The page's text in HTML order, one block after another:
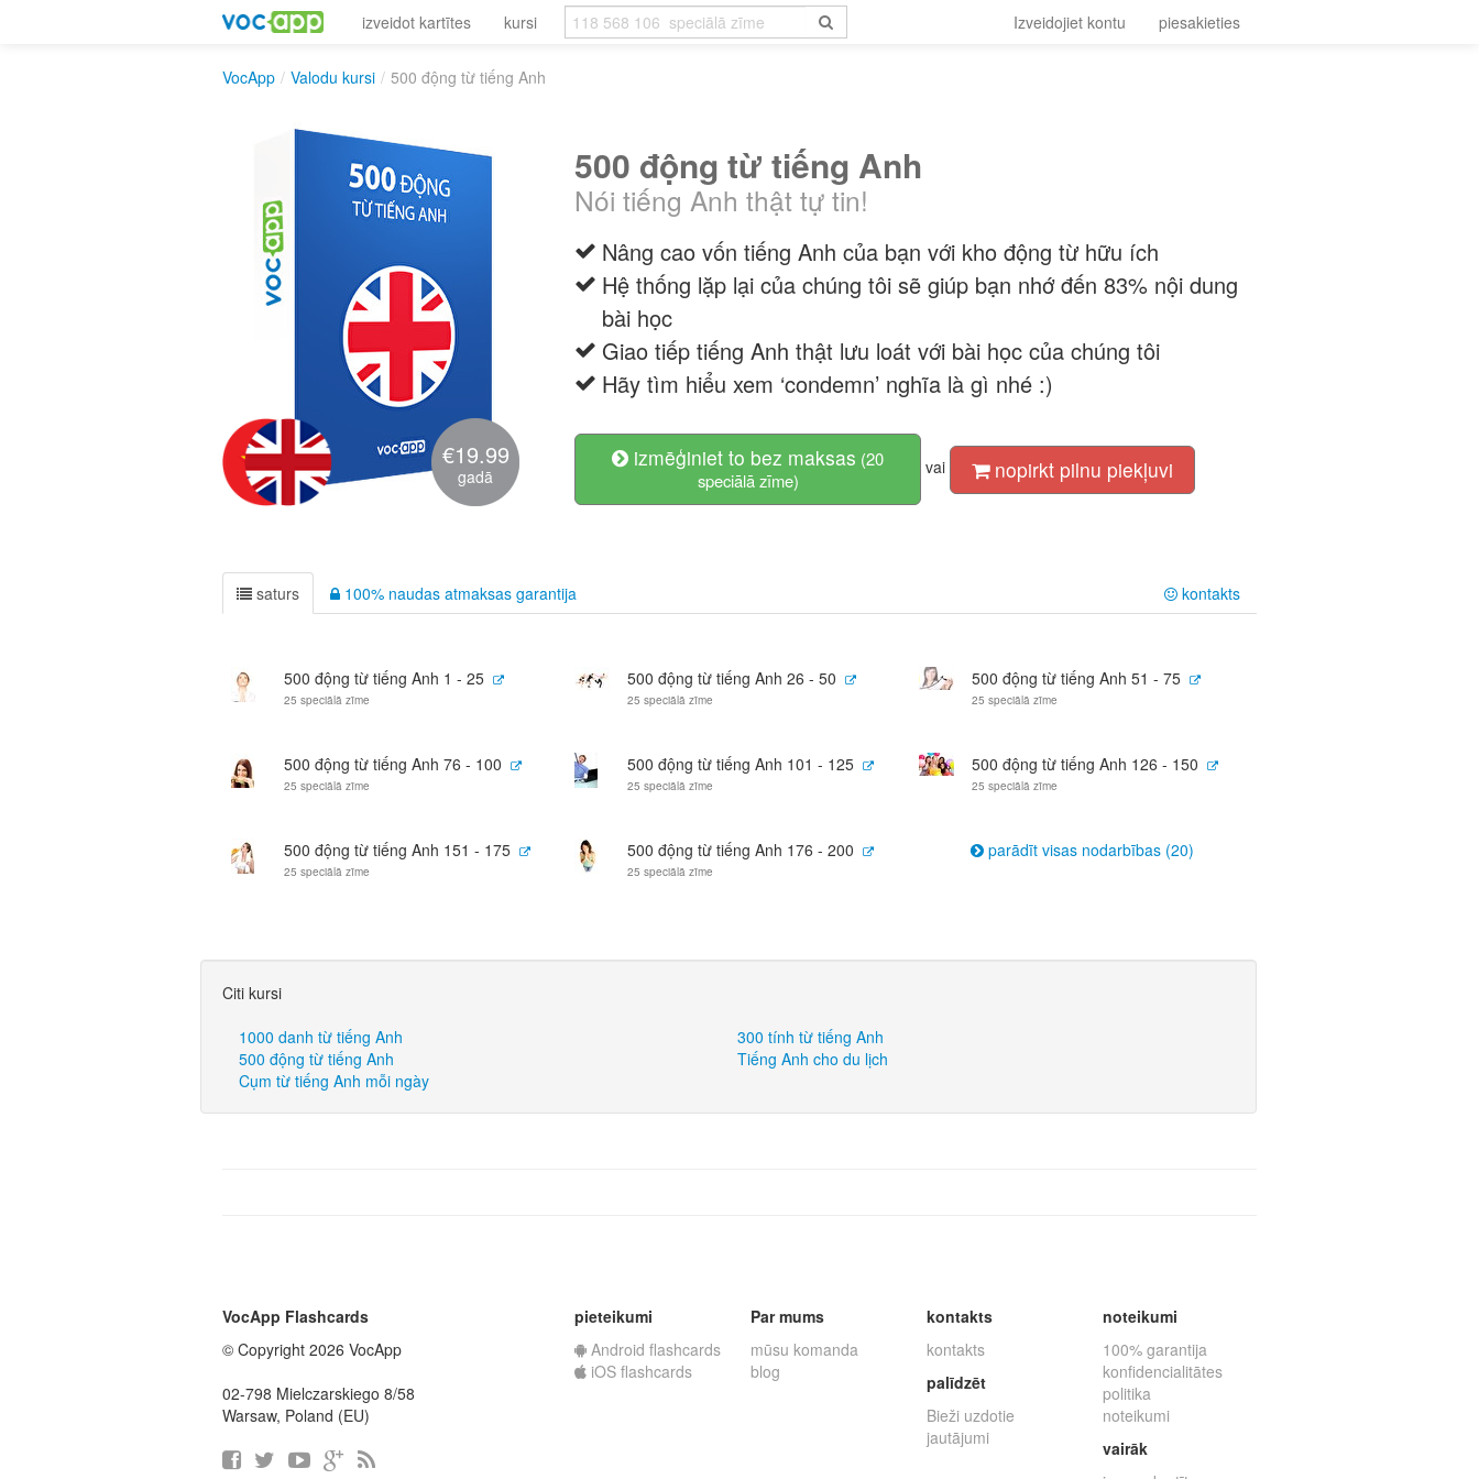
izveidot kartītes kursi Izveidojiet kontu piesakieties
VocApp / Valodu kursi / 500 động từ tiếng Anh
€19.99
gadā
500 động từ tiếng Anh
Nói tiếng Anh thật tự tin!
Nâng cao vốn tiếng Anh của bạn với kho động từ hữu ích
Hệ thống lặp lại của chúng tôi sẽ giúp bạn nhớ đến 83% nội dung
bài học
Giao tiếp tiếng Anh thật lưu loát với bài học của chúng tôi
Hãy tìm hiểu xem ‘condemn’ nghĩa là gì nhé :)
izmēģiniet to bez maksas (20
speciālā zīme)
vai nopirkt pilnu piekļuvi
saturs 100% naudas atmaksas garantija kontakts
500 động từ tiếng Anh 1 - 25
25 speciālā zīme
500 động từ tiếng Anh 26 - 50
25 speciālā zīme
500 động từ tiếng Anh 51 - 75
25 speciālā zīme
500 động từ tiếng Anh 76 - 100
25 speciālā zīme
500 động từ tiếng Anh 101 - 125
25 speciālā zīme
500 động từ tiếng Anh 126 - 150
25 speciālā zīme
500 động từ tiếng Anh 151 - 175
25 speciālā zīme
500 động từ tiếng Anh 176 - 200
25 speciālā zīme
parādīt visas nodarbības (20)
Citi kursi
1000 danh từ tiếng Anh
300 tính từ tiếng Anh
500 động từ tiếng Anh
Tiếng Anh cho du lịch
Cụm từ tiếng Anh mỗi ngày
VocApp Flashcards
© Copyright 2026 VocApp
02-798 Mielczarskiego 8/58
Warsaw, Poland (EU)
pieteikumi
Android flashcards
iOS flashcards
Par mums
mūsu komanda
blog
kontakts
kontakts
palīdzēt
Bieži uzdotie
jautājumi
noteikumi
100% garantija
konfidencialitātes
politika
noteikumi
vairāk